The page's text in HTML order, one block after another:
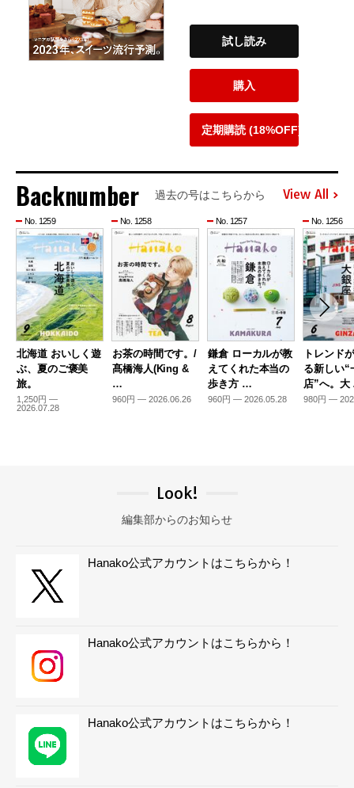
試し読み
購入
定期購読 (18%OFF)
Backnumber 過去の号はこちらから View All
No. 1259
北海道 おいしく遊
ぶ、夏のご褒美
旅。
1,250円 —
2026.07.28
No. 1258
お茶の時間です。/
髙橋海人(King &
…
960円 — 2026.06.26
No. 1257
鎌倉 ローカルが教
えてくれた本当の
歩き方 …
960円 — 2026.05.28
No. 1256
トレンド
る新しい“
店”へ。
980円 —
Look!
編集部からのお知らせ
Hanako公式アカウントはこちらから！
Hanako公式アカウントはこちらから！
Hanako公式アカウントはこちらから！